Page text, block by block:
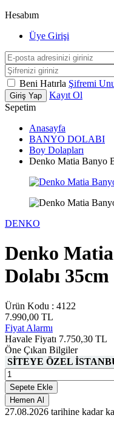
Hesabım
Üye Girişi
Beni Hatırla Şifremi
Giriş Yap
Kayıt Ol
Sepetim
Anasayfa
BANYO DOLABI
Boy Dolapları
Denko Matia Banyo
DENKO
Denko
Dolabı
Ürün Kodu : 4122
7.990,00 TL
Fiyat Alarmı
Havale Fiyatı 7.750,30 TL
Öne Çıkan Bilgiler
SİTEYE ÖZEL
Sepete Ekle
Hemen Al
27.08.2026 tarihine kadar